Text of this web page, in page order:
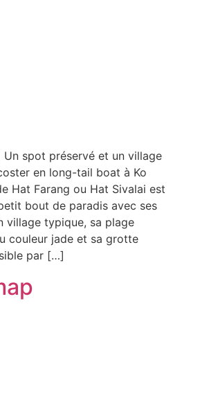
Un spot préservé et un village
en long-tail boat à Ko
Hat Farang ou Hat Sivalai est
bout de paradis avec ses
village typique, sa plage
couleur jade et sa grotte
par […]